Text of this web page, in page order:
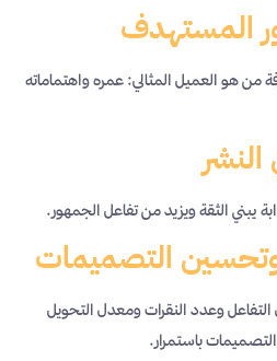
هو العميل المثالي: عمره واهتماماته
يبني الثقة ويزيد من تفاعل الجمهور.
وعدد النقرات ومعدل التحويل
باستمرار.